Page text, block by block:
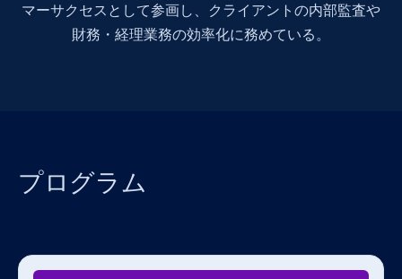
マーサクセスとして参画し、クライアントの内部監査や
財務・経理業務の効率化に務めている。
プログラム